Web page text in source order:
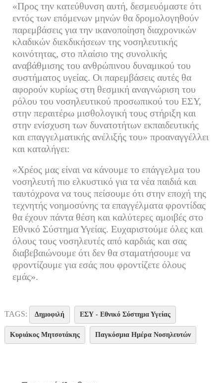
«Προς την κατεύθυνση αυτή, δεσμευόμαστε ότι
εντός των επόμενων μηνών θα δρομολογηθούν
παρεμβάσεις για την ικανοποίηση διαχρονικών
κλαδικών διεκδικήσεων της νοσηλευτικής
κοινότητας, στο πλαίσιο της συνολικής
αναβάθμισης του ανθρώπινου δυναμικού του
συστήματος υγείας. Οι παρεμβάσεις αυτές θα
αφορούν κυρίως στη θεσμική αναγνώριση του
ρόλου του νοσηλευτικού προσωπικού του ΕΣΥ,
στην περαιτέρω μισθολογική τους στήριξη και
στην ενίσχυση των δυνατοτήτων εκπαιδευτικής
και επαγγελματικής ανέλιξής του» προαναγγέλλει
και καταλήγει:
«Χρέος μας είναι να κάνουμε το επάγγελμα του
νοσηλευτή πιο ελκυστικό για τα νέα παιδιά και
ταυτόχρονα να τους πείσουμε ότι στην εποχή της
τεχνητής νοημοσύνης τα επαγγέλματα φροντίδας
θα έχουν πάντα θέση και καλύτερες αμοιβές στο
Εθνικό Σύστημα Υγείας. Ευχαριστούμε όλες και
όλους τους νοσηλευτές από καρδιάς και σας
διαβεβαιώνουμε ότι δεν θα σταματήσουμε να
φροντίζουμε για εσάς που φροντίζετε όλους
εμάς».
TAGS: Δημοφιλή ΕΣΥ - Εθνικό Σύστημα Υγείας
Κυριάκος Μητσοτάκης Παγκόσμια Ημέρα Νοσηλευτών